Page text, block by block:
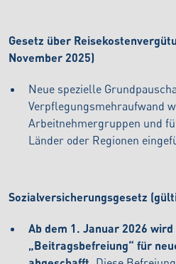
Gesetz über
November 2025)
Neue spezielle
Verpflegungsmehraufwand
Arbeitnehmergruppen und
Länder oder Regionen
Sozialversicherungsgesetz
Ab dem 1. Januar 2026
„Beitragsbefreiung“ für